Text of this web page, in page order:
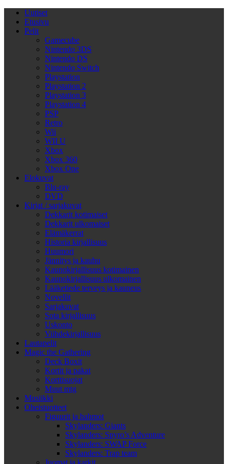
Uutiset
Etusivu
Pelit
Gamecube
Nintendo 3DS
Nintendo DS
Nintendo Switch
Playstation
Playstation 2
Playstation 3
Playstation 4
PSP
Retro
Wii
WII U
Xbox
Xbox 360
Xbox One
Elokuvat
Blu-ray
DVD
Kirjat / sarjakuvat
Dekkarit kotimaiset
Dekkarit ulkomaiset
Elämäkerrat
Historia kirjallisuus
Huumori
Jännitys ja kauhu
Kaunokirjallisuus kotimainen
Kaunokirjallisuus ulkomainen
Lääketiede terveys ja kauneus
Novellit
Sarjakuvat
Sota kirjallisuus
Uskonto
Viihdekirjallisuus
Lautapelit
Magic the Gathering
Deck Boxit
Kortit ja pakat
Korttisuojat
Muut mtg
Musiikki
Oheistuotteet
Figuurit ja hahmot
Skylanders: Giants
Skylanders: Spyro’s Adventure
Skylanders: SWAP Force
Skylanders: Trap team
Juomat ja karkit